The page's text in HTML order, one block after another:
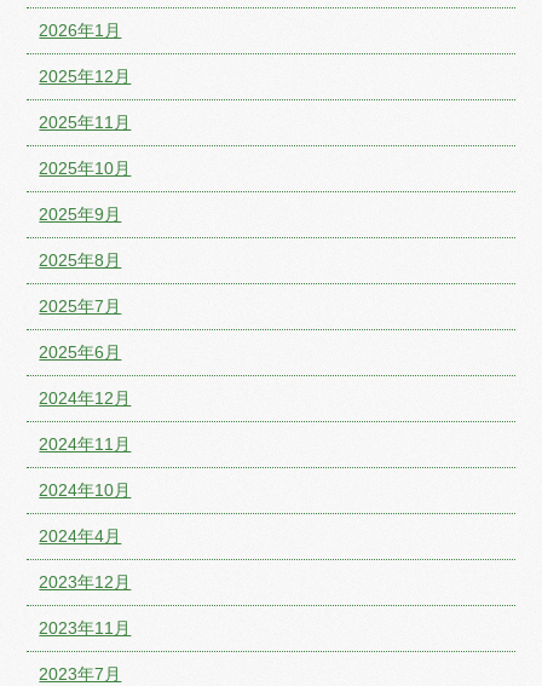
2026年1月
2025年12月
2025年11月
2025年10月
2025年9月
2025年8月
2025年7月
2025年6月
2024年12月
2024年11月
2024年10月
2024年4月
2023年12月
2023年11月
2023年7月